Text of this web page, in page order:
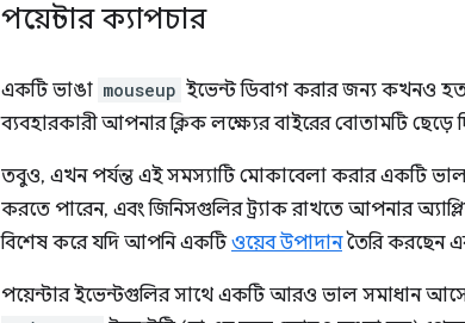
পয়েন্টার ক্যাপচার
একটি ভাঙা mouseup ইভেন্ট ডিবাগ করার জন্য কখনও
ব্যবহারকারী আপনার ক্লিক লক্ষ্যের বাইরের বোতামটি
তবুও, এখন পর্যন্ত এই সমস্যাটি মোকাবেলা করার একটি
করতে পারেন, এবং জিনিসগুলির ট্র্যাক রাখতে আপনার
বিশেষ করে যদি আপনি একটিওয়েব উপাদানতৈরি করছেন
পয়েন্টার ইভেন্টগুলির সাথে একটি আরও ভাল সমাধান